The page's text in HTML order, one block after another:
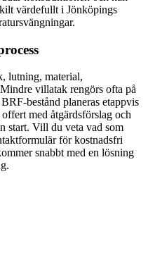
värdefullt i Jönköpings
lutning, material,
villatak rengörs ofta på
bestånd planeras etappvis
med åtgärdsförslag och
start. Vill du veta vad som
för kostnadsfri
snabbt med en lösning